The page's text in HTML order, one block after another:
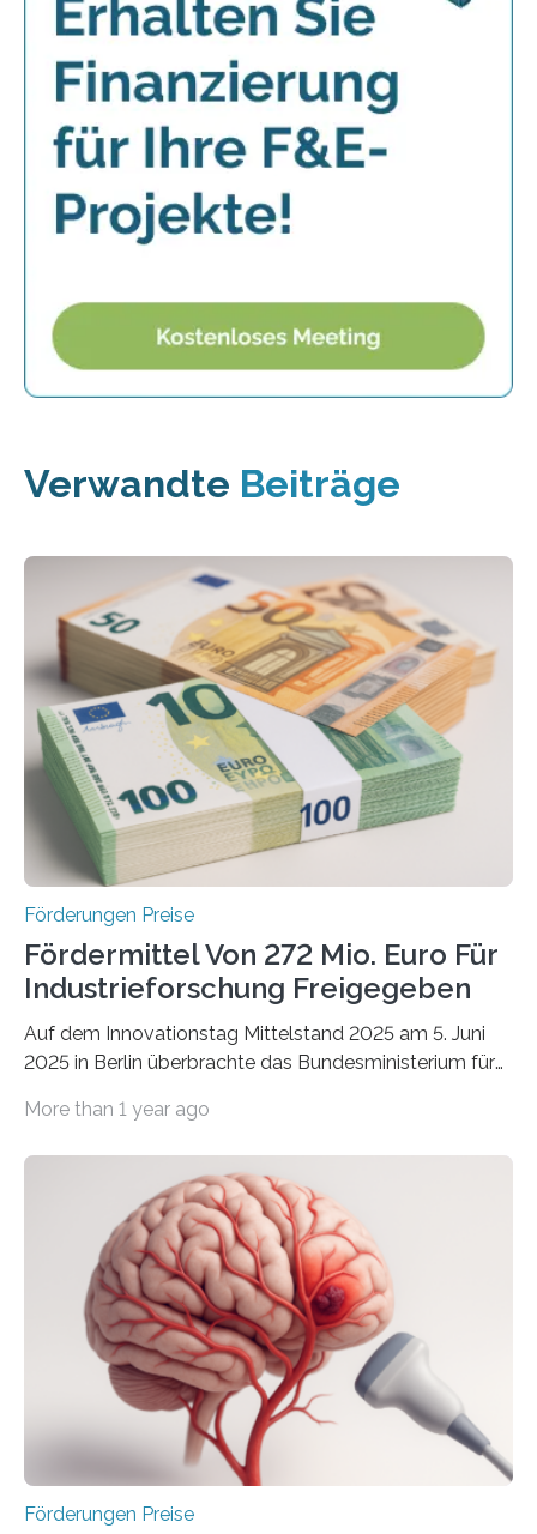
Verwandte Beiträge
Förderungen Preise
Fördermittel Von 272 Mio. Euro Für
Industrieforschung Freigegeben
Auf dem Innovationstag Mittelstand 2025 am 5. Juni
2025 in Berlin überbrachte das Bundesministerium für
Überplanmäßige Verpflichtungsermächtigungen in
Woche vom Haushaltsausschuss freigegeben – unter
anderem zur Unterstützung der
Industrieforschungsprogramme Industrielle
Gemeinschaftsforschung (IGF), Zentrales
Innovationsprogramm Mittelstand (ZIM) und
Innovationskompetenz INNO-KOM. Auf dem
Innovationstag Mittelstand 2025 am 5. Juni 2025 in
Berlin überbrachte das Bundesministerium für
Wirtschaft und Energie eine gute Nachricht:
Überplanmäßige Verpflichtungsermächtigungen in
More than 1 year ago
Förderungen Preise